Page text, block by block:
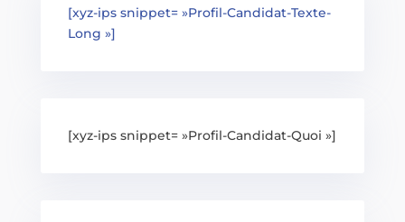
[xyz-ips snippet= »Profil-Candidat-Texte-
Long »]
[xyz-ips snippet= »Profil-Candidat-Quoi »]